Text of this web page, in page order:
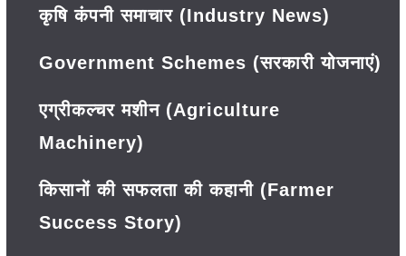
कृषि कंपनी समाचार (Industry News)
Government Schemes (सरकारी योजनाएं)
एग्रीकल्चर मशीन (Agriculture
Machinery)
किसानों की सफलता की कहानी (Farmer
Success Story)